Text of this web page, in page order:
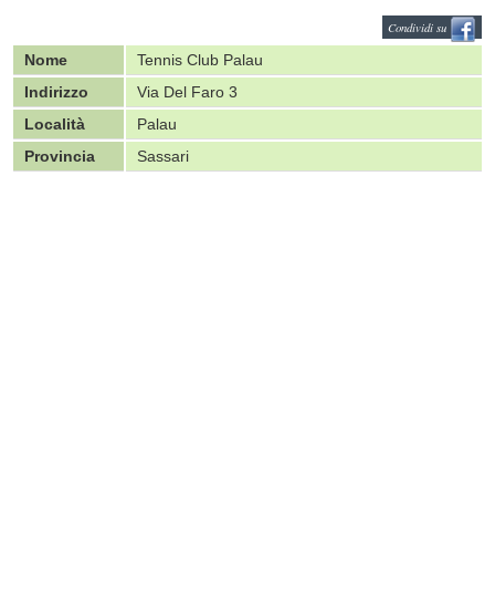
Condividi su
Nome
Tennis Club Palau
Indirizzo
Via Del Faro 3
Località
Palau
Provincia
Sassari